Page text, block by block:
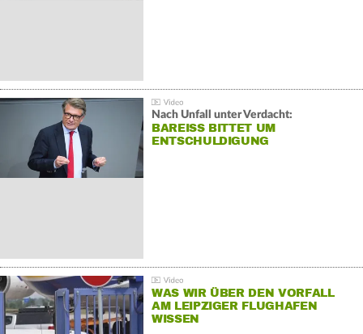
Nach Unfall unter Verdacht:
BAREISS BITTET UM E
NTSCHULDIGUNG
WAS WIR ÜBER DEN VORFALL
AM LEIPZIGER FLUGHAFEN
WISSEN